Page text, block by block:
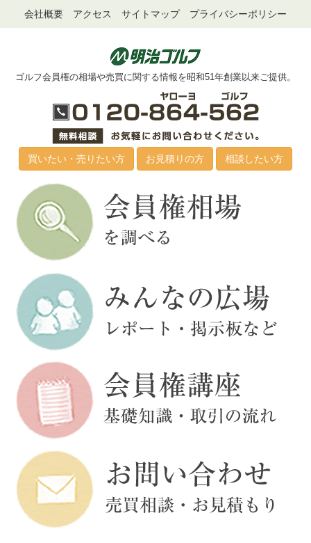
会社概要 アクセス サイトマップ プライバシーポリシー
ゴルフ会員権の相場や売買に関する情報を昭和51年創業以来ご提供。
買いたい・売りたい方 お見積りの方 相談したい方